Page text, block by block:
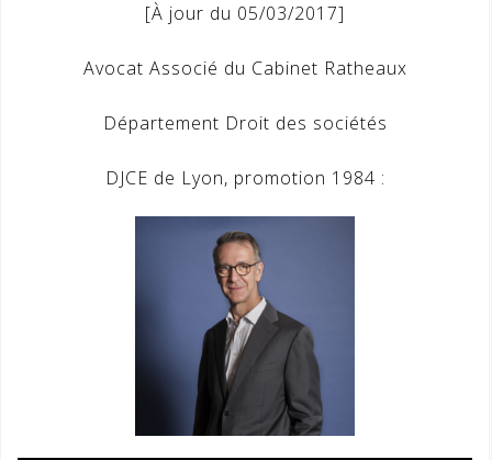
[À jour du 05/03/2017]
Avocat Associé du Cabinet Ratheaux
Département Droit des sociétés
DJCE de Lyon, promotion 1984 :